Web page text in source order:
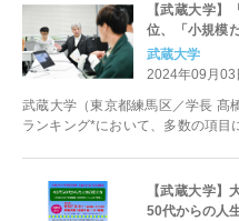
【武蔵大学
位、「小規模
ほか ― 伝統の
のランクイン
武蔵大学
2024年09月03
武蔵大学（東京都練馬区／学長 髙
ランキング*において、多数の項目
【武蔵大学
50代からの人